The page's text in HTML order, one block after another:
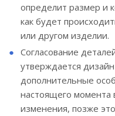
определит размер и
как будет
или другом изделии.
Согласование
утверждается
дополнительные
настоящего момента
изменения, позже